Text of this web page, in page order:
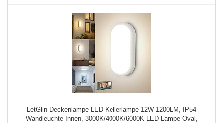
LetGlin Deckenlampe LED Kellerlampe 12W 1200LM, IP54
Wandleuchte Innen, 3000K/4000K/6000K LED Lampe Oval,